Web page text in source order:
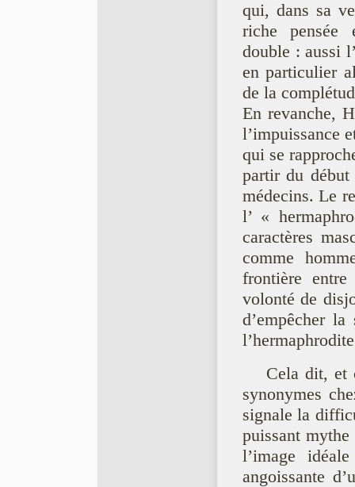
qui, dans sa
riche pensée
double : aussi
en particulier
de la
En revanche,
l’impuissance
qui se
partir du
médecins. Le
l’ «
caractères
comme
frontière
volonté de
d’empêcher
Cela dit, et
synonymes
signale la
puissant
l’image
angoissante